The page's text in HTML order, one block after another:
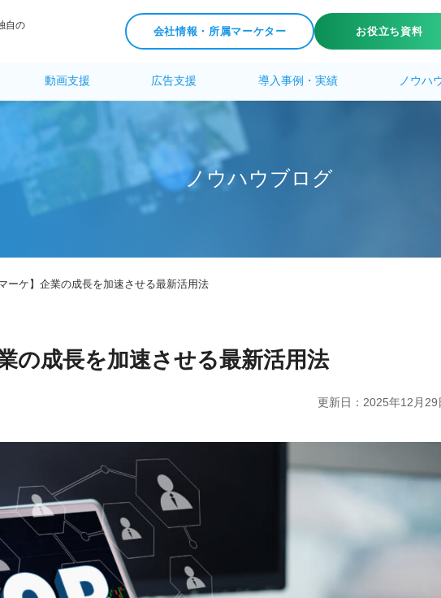
自の
会社情報・所属マーケター お役立ち資料
動画支援 広告支援 導入事例・実績 ノウハ
ノ ウハウ ブロ グ
ーケ】企業の成長を加速させる最新活用法
の成長を加速させる最新活用法
更新日： 2025年12月29